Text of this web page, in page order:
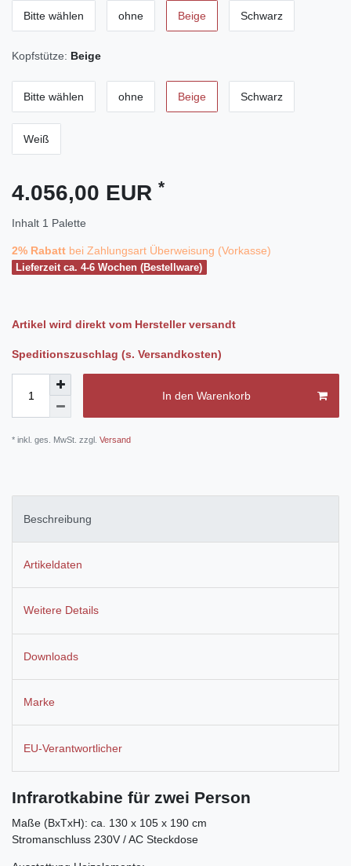
Bitte wählen ohne Beige Schwarz
Kopfstütze: Beige
Bitte wählen ohne Beige Schwarz
Weiß
4.056,00 EUR *
Inhalt 1 Palette
2% Rabatt bei Zahlungsart Überweisung (Vorkasse)
Lieferzeit ca. 4-6 Wochen (Bestellware)
Artikel wird direkt vom Hersteller versandt
Speditionszuschlag (s. Versandkosten)
In den Warenkorb
* inkl. ges. MwSt. zzgl. Versand
Beschreibung
Artikeldaten
Weitere Details
Downloads
Marke
EU-Verantwortlicher
Infrarotkabine für zwei Person
Maße (BxTxH): ca. 130 x 105 x 190 cm
Stromanschluss 230V / AC Steckdose